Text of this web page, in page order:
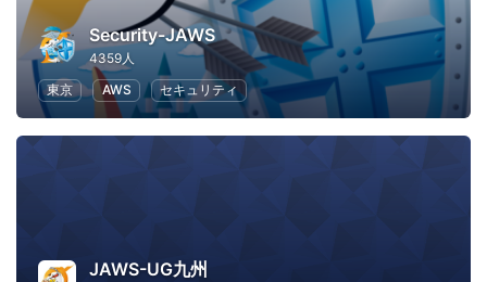
Security-JAWS
4359人
東京
AWS セキュリティ
JAWS-UG九州